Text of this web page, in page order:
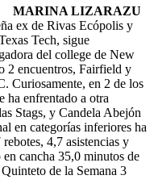
MARINA LIZARAZU
ex de Rivas Ecópolis y
Tech, sigue
del college de New
2 encuentros, Fairfield y
Curiosamente, en 2 de los
ha enfrentado a otra
Stags, y Candela Abejón
en categorías inferiores ha
4,7 asistencias y
cancha 35,0 minutos de
de la Semana 3